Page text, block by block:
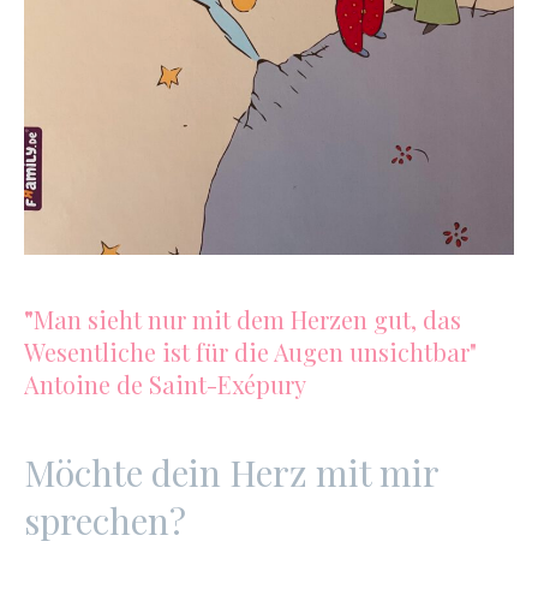
"Man sieht nur mit dem Herzen gut, das
Wesentliche ist für die Augen unsichtbar"
Antoine de Saint-Exépury
Möchte dein Herz mit mir
sprechen?